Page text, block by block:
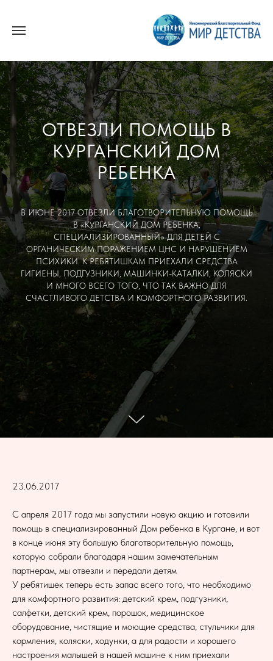
ОТВЕЗЛИ ПОМОЩЬ В
КУРГАНСКИЙ ДОМ
РЕБЕНКА
В ИЮНЕ 2017 ОТВЕЗЛИ БЛАГОТВОРИТЕЛЬНУЮ ПОМОЩЬ
В «КУРГАНСКИЙ ДОМ РЕБЕНКА,
СПЕЦИАЛИЗИРОВАННЫЙ» ДЛЯ ДЕТЕЙ С
ОРГАНИЧЕСКИМ ПОРАЖЕНИЕМ ЦНС И НАРУШЕНИЕМ
ПСИХИКИ. К РЕБЯТИШКАМ ПРИЕХАЛИ СРЕДСТВА
ГИГИЕНЫ, ПОДГУЗНИКИ, МАШИНКИ-КАТАЛКИ, КОЛЯСКИ
И МНОГО ВСЕГО ТОГО, ЧТО ТАК ВАЖНО ДЛЯ
СЧАСТЛИВОГО ДЕТСТВА И КОМФОРТНОГО РАЗВИТИЯ.
23.06.2017
С апреля 2017 года мы запустили новую акцию и готовили
помощь в специализированный Дом ребенка в Кургане, и вот
в конце июня эту большую благотворительную помощь,
которую собрали благодаря нашим замечательным
партнерам, мы отвезли и передали детям
У ребятишек теперь есть запас всего того, что необходимо
для комфортного развития: детский крем, подгузники,
салфетки, детский крем, порошок, медицинское
оборудование, чистящие и моющие средства, стульчики для
кормления, коляски, ходунки, а для радости и хорошего
настроения малышей в нашей машине к ним приехали